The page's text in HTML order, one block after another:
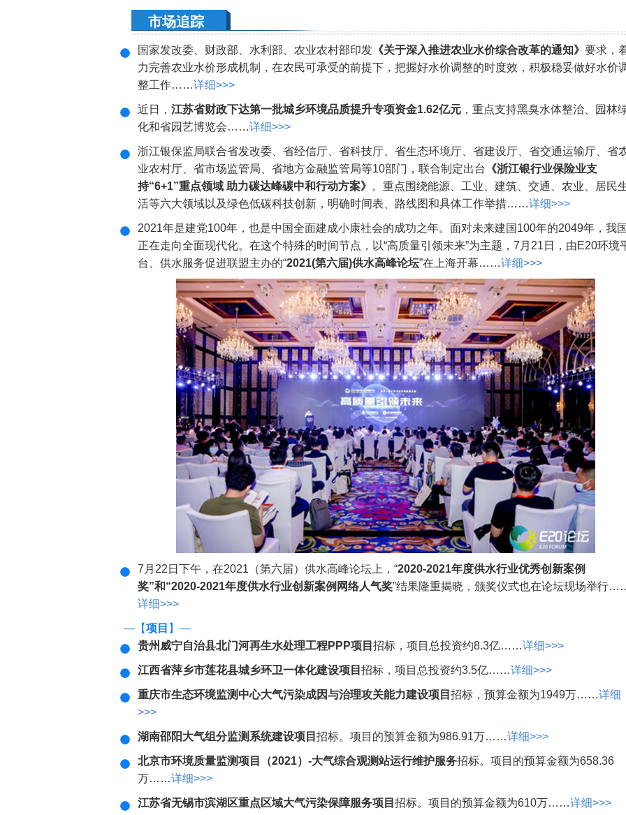
市场追踪
国家发改委、财政部、水利部、农业农村部印发 《关于深入推进农业水价综合改革的通知》 要求，
力完善农业水价形成机制，在农民可承受的前提下，把握好水价调整的时度效，积极稳妥做好水价
整工作……详细>>>
近日， 江苏省财政下达第一批城乡环境品质提升专项资金1.62亿元 ，重点支持黑臭水体整治、园林
化和省园艺博览会……详细>>>
浙江银保监局联合省发改委、省经信厅、省科技厅、省生态环境厅、省建设厅、省交通运输厅、省
业农村厅、省市场监管局、省地方金融监管局等10部门，联合制定出台
《浙江银行业保险业支
持“6+1”重点领域 助力碳达峰碳中和行动方案》 。重点围绕能源、工业、建筑、交通、农业、居民
活等六大领域以及绿色低碳科技创新，明确时间表、路线图和具体工作举措……详细>>>
2021年是建党100年，也是中国全面建成小康社会的成功之年。面对未来建国100年的2049年，我
正在走向全面现代化。在这个特殊的时间节点，以“高质量引领未来”为主题，7月21日，由E20环境
台、供水服务促进联盟主办的“2021(第六届)供水高峰论坛”在上海开幕……详细>>>
7月22日下午，在2021（第六届）供水高峰论坛上，“2020-2021年度供水行业优秀创新案例
奖”和“2020-2021年度供水行业创新案例网络人气奖”结果隆重揭晓，颁奖仪式也在论坛现场举行
详细>>>
—【项目 】—
贵州威宁自治县北门河再生水处理工程PPP项目 招标，项目总投资约8.3亿……详细>>>
江西省萍乡市莲花县城乡环卫一体化建设项目 招标，项目总投资约3.5亿……详细>>>
重庆市生态环境监测中心大气污染成因与治理攻关能力建设项目 招标，预算金额为1949万……详细
>>>
湖南邵阳大气组分监测系统建设项目 招标。项目的预算金额为986.91万……详细>>>
北京市环境质量监测项目（2021）-大气综合观测站运行维护服务招标。项目的预算金额为658.36
万……详细>>>
江苏省无锡市滨湖区重点区域大气污染保障服务项目 招标。项目的预算金额为610万……详细>>>